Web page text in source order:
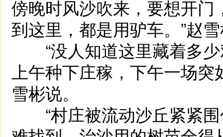
傍晚时风沙吹来，要想开
到这里，都是用驴车。”赵
“没人知道这里藏着多少
上午种下庄稼，下午一场突
雪彬说。
“村庄被流动沙丘紧紧围